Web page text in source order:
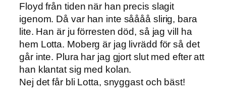
Floyd från tiden när han precis slagit
igenom. Då var han inte såååå slirig, bara
lite. Han är ju förresten död, så jag vill ha
hem Lotta. Moberg är jag livrädd för så det
går inte. Plura har jag gjort slut med efter att
han klantat sig med kolan.
Nej det får bli Lotta, snyggast och bäst!